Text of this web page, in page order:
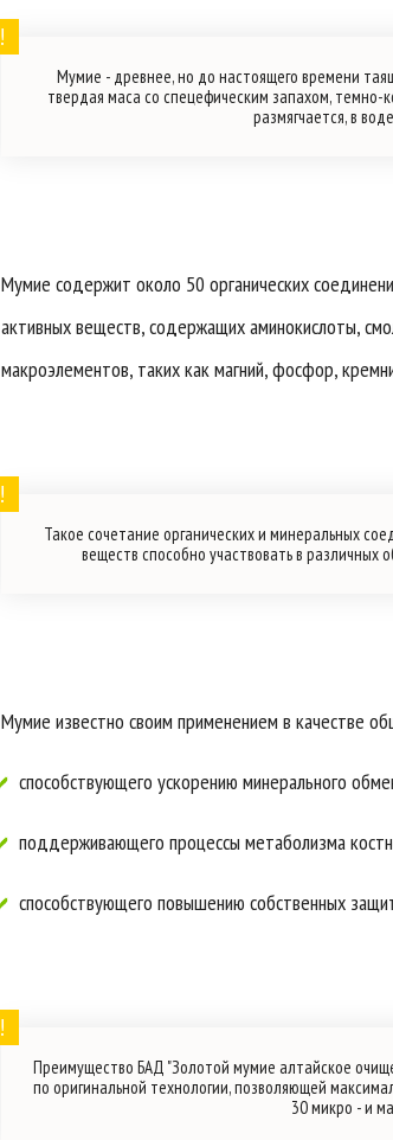
Мумие - древнее, но до настоящего времени
твердая маса со спецефическим запахом, темно-
размягчается, в
Мумие содержит около 50 органических
активных веществ, содержащих аминокислоты,
макроэлементов, таких как магний, фосфор,
Такое сочетание органических и минеральных
веществ способно участвовать в различных
Мумие известно своим применением в качестве
способствующего ускорению минерального
поддерживающего процессы метаболизма
способствующего повышению собственных
Преимущество БАД "Золотой мумие алтайское
по оригинальной технологии, позволяющей
30 микро - и